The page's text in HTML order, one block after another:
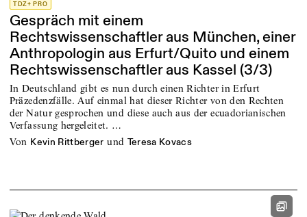
TDZ+ PRO
Gespräch mit einem
Rechtswissenschaftler aus München, einer
Anthropologin aus Erfurt/Quito und einem
Rechtswissenschaftler aus Kassel (3/3)
In Deutschland gibt es nun durch einen Richter in Erfurt
Präzedenzfälle. Auf einmal hat dieser Richter von den Rechten
der Natur gesprochen und diese auch aus der ecuadorianischen
Verfassung hergeleitet. …
von Kevin Rittberger und Teresa Kovacs